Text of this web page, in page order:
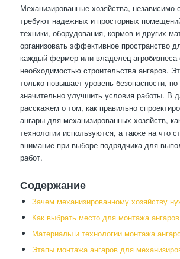
Механизированные хозяйства, независимо
требуют надежных и просторных
техники, оборудования, кормов и других
организовать эффективное пространство
каждый фермер или владелец агробизнеса
необходимостью строительства ангаров.
только повышает уровень безопасности, но
значительно улучшить условия работы. В
расскажем о том, как правильно
ангары для механизированных хозяйств,
технологии используются, а также на что
внимание при выборе подрядчика для
работ.
Содержание
Зачем механизированному хозяйству
Как выбрать место для монтажа
Материалы и технологии монтажа
Этапы монтажа ангаров для